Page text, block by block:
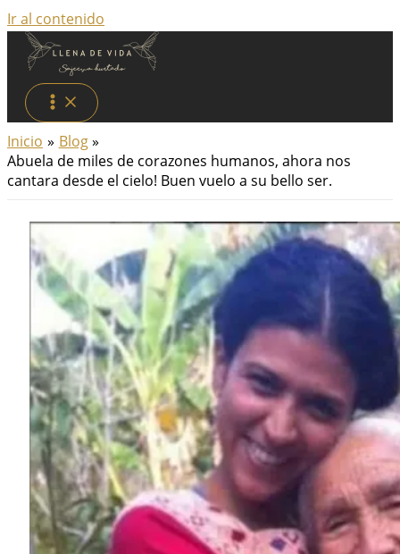
Ir al contenido
Inicio
Blog
Abuela de miles de corazones humanos, ahora nos
cantara desde el cielo! Buen vuelo a su bello ser.